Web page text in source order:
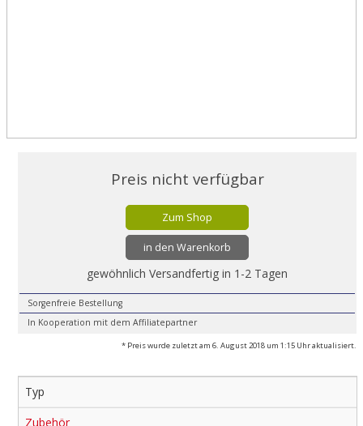
Preis nicht verfügbar
Zum Shop
in den Warenkorb
gewöhnlich Versandfertig in 1-2 Tagen
Sorgenfreie Bestellung
In Kooperation mit dem Affiliatepartner
* Preis wurde zuletzt am 6. August 2018 um 1:15 Uhr aktualisiert.
Typ
Zubehör